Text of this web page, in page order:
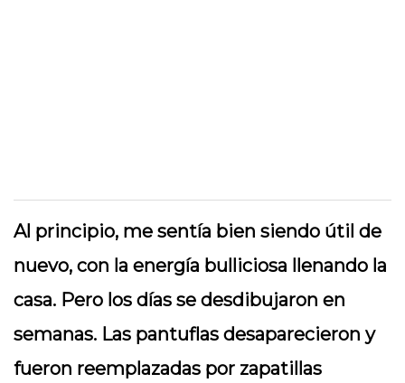
Al principio, me sentía bien siendo útil de
nuevo, con la energía bulliciosa llenando la
casa. Pero los días se desdibujaron en
semanas. Las pantuflas desaparecieron y
fueron reemplazadas por zapatillas